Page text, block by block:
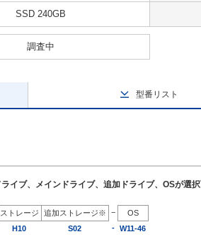
SSD 240GB
調査中
型番リスト
イブ、メインドライブ、追加ドライブ、OSが選
ストレージ 追加ストレージ※ −
OS
H10 S02 - W11-46